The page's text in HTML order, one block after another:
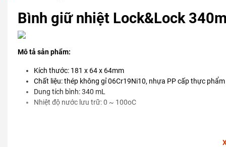
Bình giữ nhiệt Lock&Lock
Mô tả sản phẩm:
Kích thước: 181 x 64 x 64mm
Chất liệu: thép không gỉ 06Cr19Ni10, nhựa PP cấp thực phẩm
Dung tích bình: 340 mL
Nhiệt độ nước lưu trữ: 0 ~ 100oC